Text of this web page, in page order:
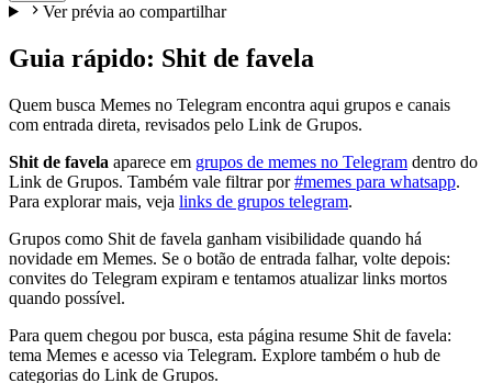
Ver prévia ao compartilhar
Guia rápido: Shit de favela
Quem busca Memes no Telegram encontra aqui grupos e canais
com entrada direta, revisados pelo Link de Grupos.
Shit de favela aparece em grupos de memes no Telegram dentro do
Link de Grupos. Também vale filtrar por#memes para whatsapp.
Para explorar mais, veja links de grupos telegram.
Grupos como Shit de favela ganham visibilidade quando há
novidade em Memes. Se o botão de entrada falhar, volte depois:
convites do Telegram expiram e tentamos atualizar links mortos
quando possível.
Para quem chegou por busca, esta página resume Shit de favela:
tema Memes e acesso via Telegram. Explore também o hub de
categorias do Link de Grupos.